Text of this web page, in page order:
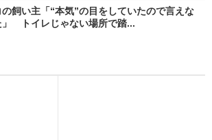
の飼い主「“本気”の目をしていたので言えな
」 トイレじゃない場所で踏...